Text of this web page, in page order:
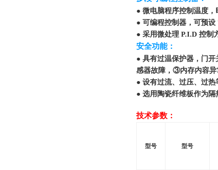
● 微电脑程序控制温度
● 可编程控制器，可预
● 采用微处理 P.I.D 控制
安全功能：
● 具有过温保护器，门
感器故障，③内存内容异
● 设有过流、过压、过
● 选用陶瓷纤维板作为
技术参数：
型号 型号